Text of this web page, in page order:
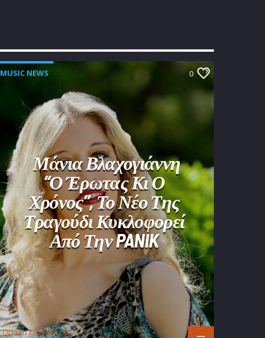
MUSIC NEWS 0
Μάνια Βλαχογιάννη
“Ο Έρωτας Κι Ο
Χρόνος”, Το Νέο Της
Τραγούδι Κυκλοφορεί
Από Την PANIK
Oμάδα Σύνταξης Ι